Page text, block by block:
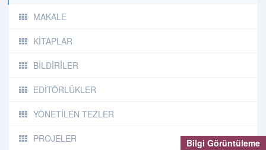
Bilgi Görüntüleme
MAKALE
KİTAPLAR
BİLDİRİLER
EDİTÖRLÜKLER
YÖNETİLEN TEZLER
PROJELER